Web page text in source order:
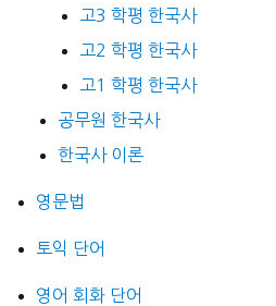
고3 학평 한국사
고2 학평 한국사
고1 학평 한국사
공무원 한국사
한국사 이론
영문법
토익 단어
영어 회화 단어